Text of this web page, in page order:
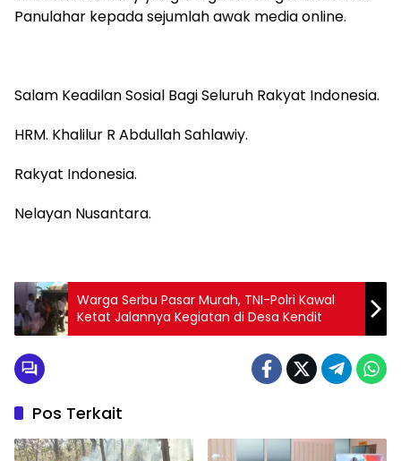
Panulahar kepada sejumlah awak media online.
‎Salam Keadilan Sosial Bagi Seluruh Rakyat Indonesia.
‎HRM. Khalilur R Abdullah Sahlawiy.
‎Rakyat Indonesia.
‎Nelayan Nusantara.
Warga Serbu Pasar Murah, TNI-Polri Kawal
Ketat Jalannya Kegiatan di Desa Kendit
Pos Terkait